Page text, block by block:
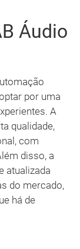
Áudio
por uma
A
qualidade,
com
disso, a
atualizada
do mercado,
há de